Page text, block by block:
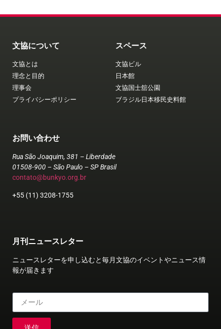
文協について
文協とは
理念と目的
理事会
プライバシーポリシー
スペース
文協ビル
日本館
文協国士舘公園
ブラジル日本移民史料館
お問い合わせ
Rua São Joaquim, 381 – Liberdade
01508-900 – São Paulo – SP Brasil
contato@bunkyo.org.br
+55 (11) 3208-1755
月刊ニュースレター
ニュースレターを申し込むと毎月文協のイベントやニュース情
報が届きます